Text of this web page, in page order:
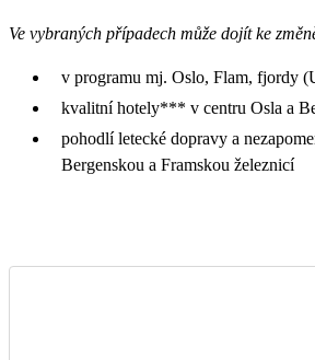
Ve vybraných případech může dojít ke
v programu mj. Oslo, Flam, fjordy
kvalitní hotely*** v centru Osla a
pohodlí letecké dopravy a
Bergenskou a Framskou železnicí